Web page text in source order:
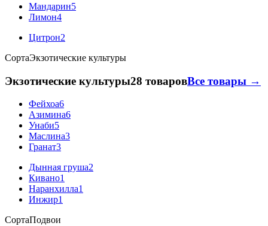
Мандарин5
Лимон4
Цитрон2
СортаЭкзотические культуры
Экзотические культуры28 товаровВсе товары →
Фейхоа6
Азимина6
Унаби5
Маслина3
Гранат3
Дынная груша2
Кивано1
Наранхилла1
Инжир1
СортаПодвои